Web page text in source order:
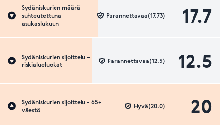
Sydäniskurien määrä
suhteutettuna
asukaslukuun
17.7
Parannettavaa(17.73)
Sydäniskurien sijoittelu –
riskialueluokat
12.5
Parannettavaa(12.5)
Sydäniskurien sijoittelu - 65+
väestö
20
Hyvä(20.0)